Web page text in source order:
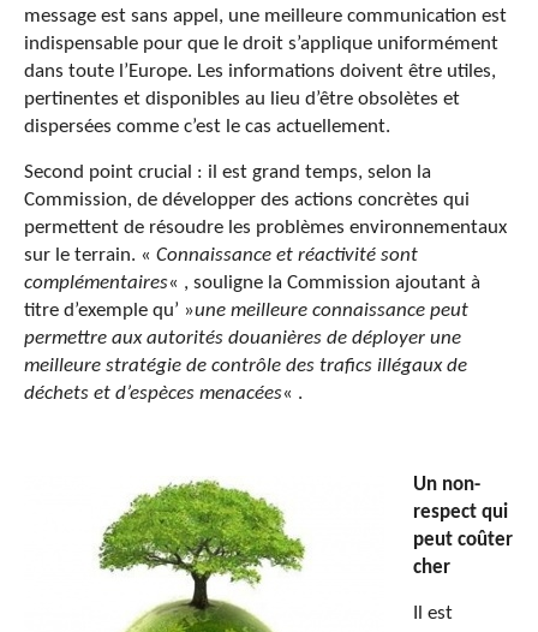
message est sans appel, une meilleure communication est
indispensable pour que le droit s’applique uniformément
dans toute l’Europe. Les informations doivent être utiles,
pertinentes et disponibles au lieu d’être obsolètes et
dispersées comme c’est le cas actuellement.
Second point crucial : il est grand temps, selon la
Commission, de développer des actions concrètes qui
permettent de résoudre les problèmes environnementaux
sur le terrain. « Connaissance et réactivité sont
complémentaires« , souligne la Commission ajoutant à
titre d’exemple qu’ »une meilleure connaissance peut
permettre aux autorités douanières de déployer une
meilleure stratégie de contrôle des trafics illégaux de
déchets et d’espèces menacées« .
Un non-
respect qui
peut coûter
cher
Il est